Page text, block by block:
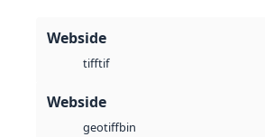
Webside
tifftif
Webside
geotiffbin